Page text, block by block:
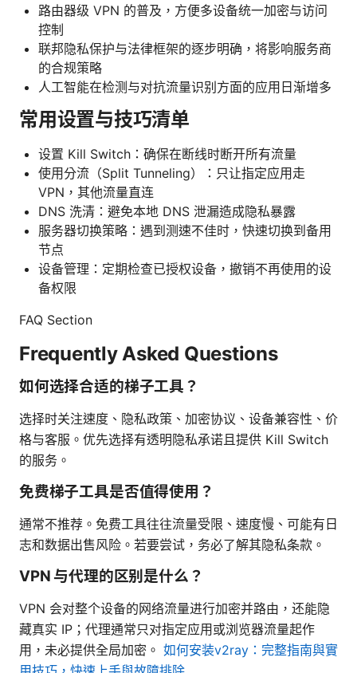
路由器级 VPN 的普及，方便多设备统一加密与访问
控制
联邦隐私保护与法律框架的逐步明确，将影响服务商
的合规策略
人工智能在检测与对抗流量识别方面的应用日渐增多
常用设置与技巧清单
设置 Kill Switch：确保在断线时断开所有流量
使用分流（Split Tunneling）：只让指定应用走
VPN，其他流量直连
DNS 洗清：避免本地 DNS 泄漏造成隐私暴露
服务器切换策略：遇到测速不佳时，快速切换到备用
节点
设备管理：定期检查已授权设备，撤销不再使用的设
备权限
FAQ Section
Frequently Asked Questions
如何选择合适的梯子工具？
选择时关注速度、隐私政策、加密协议、设备兼容性、价
格与客服。优先选择有透明隐私承诺且提供 Kill Switch
的服务。
免费梯子工具是否值得使用？
通常不推荐。免费工具往往流量受限、速度慢、可能有日
志和数据出售风险。若要尝试，务必了解其隐私条款。
VPN 与代理的区别是什么？
VPN 会对整个设备的网络流量进行加密并路由，还能隐
藏真实 IP；代理通常只对指定应用或浏览器流量起作
用，未必提供全局加密。 如何安装v2ray：完整指南與實